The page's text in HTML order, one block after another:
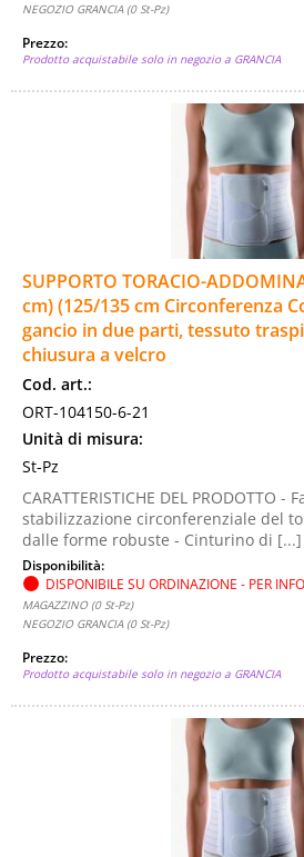
NEGOZIO GRANCIA (0 St-Pz)
Prezzo:
Prodotto acquistabile solo in negozio a GRANCIA
SUPPORTO TORACIO-
cm) (125/135 cm Circonferenza
gancio in due parti, tessuto
chiusura a velcro
Cod. art.:
ORT-104150-6-21
Unità di misura:
St-Pz
CARATTERISTICHE DEL PRODOTTO
stabilizzazione circonferenziale del
dalle forme robuste - Cinturino di [...]
Disponibilità:
DISPONIBILE SU ORDINAZIONE - PER
MAGAZZINO (0 St-Pz)
NEGOZIO GRANCIA (0 St-Pz)
Prezzo:
Prodotto acquistabile solo in negozio a GRANCIA